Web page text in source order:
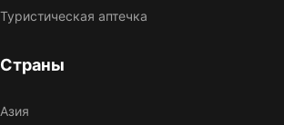
Туристическая аптечка
Страны
Азия